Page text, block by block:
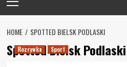
Menu
HOME SPOTTED BIELSK PODLASKI
Spotted Bielsk Podlaski
Rozrywka Sport